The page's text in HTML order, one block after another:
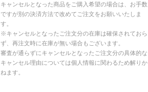
キャンセルとなった商品をご購入希望の場合は、お手数
ですが別の決済方法で改めてご注文をお願いいたしま
す。
※キャンセルとなったご注文分の在庫は確保されておら
ず、再注文時に在庫が無い場合もございます。
審査が通らずにキャンセルとなったご注文分の具体的な
キャンセル理由については個人情報に関わるため解りか
ねます。